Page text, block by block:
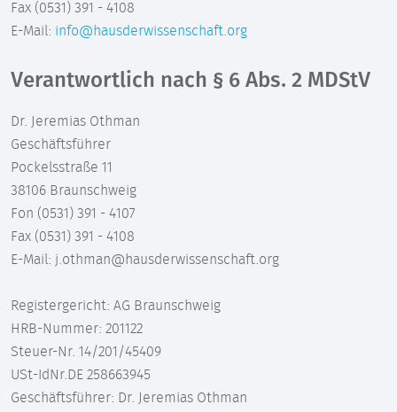
Fax (0531) 391 - 4108
E-Mail: info@hausderwissenschaft.org
Verantwortlich nach § 6 Abs. 2 MDStV
Dr. Jeremias Othman
Geschäftsführer
Pockelsstraße 11
38106 Braunschweig
Fon (0531) 391 - 4107
Fax (0531) 391 - 4108
E-Mail: j.othman@hausderwissenschaft.org
Registergericht: AG Braunschweig
HRB-Nummer: 201122
Steuer-Nr. 14/201/45409
USt-IdNr.DE 258663945
Geschäftsführer: Dr. Jeremias Othman